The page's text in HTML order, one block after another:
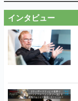
インタビュー